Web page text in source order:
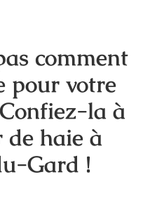
comment
pour votre
la à
haie à
Gard !